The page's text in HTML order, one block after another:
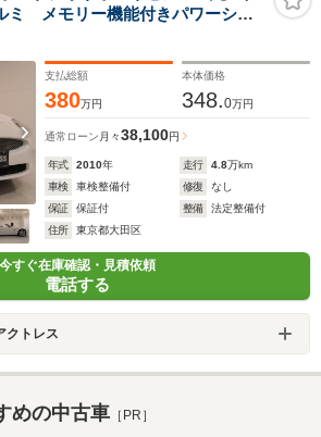
ミ メモリー機能付きパワーシー
リアランスソナー バックカメ
ル マルチファンクションステ
支払総額
380万円
本体価格
348.0万円
通常ローン 月々38,100円
年式 2010年 走行 4.8万km
車検
車検整備付 修復
なし
保証
保証付 整備
法定整備付
住所
東京都大田区
今すぐ在庫確認・見積依頼
電話する
クトレス
めの中古車 ［PR］